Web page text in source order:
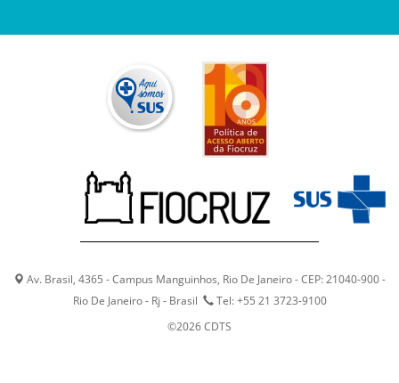
Av. Brasil, 4365 - Campus Manguinhos, Rio De Janeiro - CEP: 21040-900 -
Rio De Janeiro - Rj - Brasil
Tel: +55 21 3723-9100
©2026 CDTS